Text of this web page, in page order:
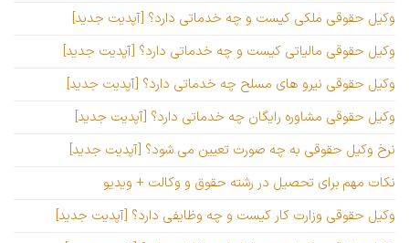
وکیل حقوقی ملکی کیست و چه خدماتی دارد؟ [آپدیت جدید]
وکیل حقوقی مالیاتی کیست و چه خدماتی دارد؟ [آپدیت جدید]
وکیل حقوقی نیرو های مسلح چه خدماتی دارد؟ [آپدیت جدید]
وکیل حقوقی مشاوره رایگان چه خدماتی دارد؟ [آپدیت جدید]
نرخ وکیل حقوقی به چه صورت تعیین می شود؟ [آپدیت جدید]
نکات مهم برای تحصیل در رشته حقوق و وکالت + ویدیو
وکیل حقوقی وزارت کار کیست و چه وظایفی دارد؟ [آپدیت جدید]